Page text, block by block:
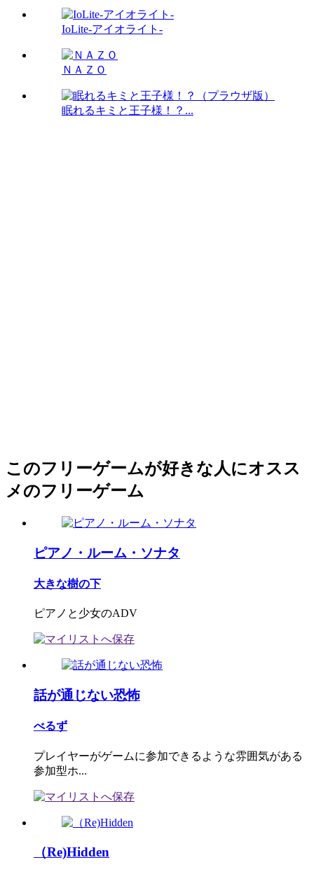
IoLite-アイオライト-
ＮＡＺＯ
眠れるキミと王子様！？...
このフリーゲームが好きな人にオスス
メのフリーゲーム
ピアノ・ルーム・ソナタ
大きな樹の下
ピアノと少女のADV
話が通じない恐怖
べるず
プレイヤーがゲームに参加できるような雰囲気がある
参加型ホ...
（Re)Hidden